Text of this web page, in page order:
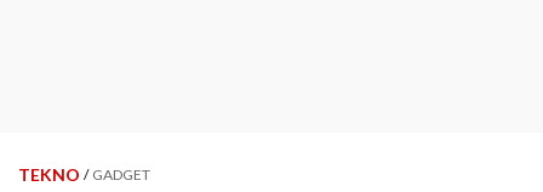
TEKNO / GADGET